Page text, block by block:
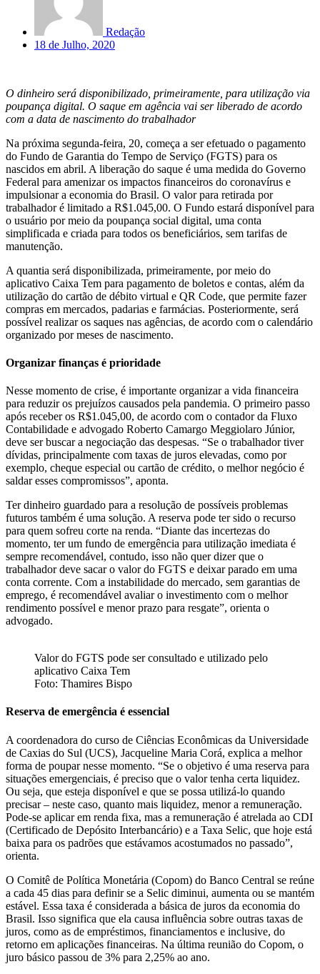
Redação
18 de Julho, 2020
O dinheiro será disponibilizado, primeiramente, para utilização via
poupança digital. O saque em agência vai ser liberado de acordo
com a data de nascimento do trabalhador
Na próxima segunda-feira, 20, começa a ser efetuado o pagamento
do Fundo de Garantia do Tempo de Serviço (FGTS) para os
nascidos em abril. A liberação do saque é uma medida do Governo
Federal para amenizar os impactos financeiros do coronavírus e
impulsionar a economia do Brasil. O valor para retirada por
trabalhador é limitado a R$1.045,00. O Fundo estará disponível para
o usuário por meio da poupança social digital, uma conta
simplificada e criada para todos os beneficiários, sem tarifas de
manutenção.
A quantia será disponibilizada, primeiramente, por meio do
aplicativo Caixa Tem para pagamento de boletos e contas, além da
utilização do cartão de débito virtual e QR Code, que permite fazer
compras em mercados, padarias e farmácias. Posteriormente, será
possível realizar os saques nas agências, de acordo com o calendário
organizado por meses de nascimento.
Organizar finanças é prioridade
Nesse momento de crise, é importante organizar a vida financeira
para reduzir os prejuízos causados pela pandemia. O primeiro passo
após receber os R$1.045,00, de acordo com o contador da Fluxo
Contabilidade e advogado Roberto Camargo Meggiolaro Júnior,
deve ser buscar a negociação das despesas. “Se o trabalhador tiver
dívidas, principalmente com taxas de juros elevadas, como por
exemplo, cheque especial ou cartão de crédito, o melhor negócio é
saldar esses compromissos”, aponta.
Ter dinheiro guardado para a resolução de possíveis problemas
futuros também é uma solução. A reserva pode ter sido o recurso
para quem sofreu corte na renda. “Diante das incertezas do
momento, ter um fundo de emergência para utilização imediata é
sempre recomendável, contudo, isso não quer dizer que o
trabalhador deve sacar o valor do FGTS e deixar parado em uma
conta corrente. Com a instabilidade do mercado, sem garantias de
emprego, é recomendável avaliar o investimento com o melhor
rendimento possível e menor prazo para resgate”, orienta o
advogado.
Valor do FGTS pode ser consultado e utilizado pelo
aplicativo Caixa Tem
Foto: Thamires Bispo
Reserva de emergência é essencial
A coordenadora do curso de Ciências Econômicas da Universidade
de Caxias do Sul (UCS), Jacqueline Maria Corá, explica a melhor
forma de poupar nesse momento. “Se o objetivo é uma reserva para
situações emergenciais, é preciso que o valor tenha certa liquidez.
Ou seja, que esteja disponível e que se possa utilizá-lo quando
precisar – neste caso, quanto mais liquidez, menor a remuneração.
Pode-se aplicar em renda fixa, mas a remuneração é atrelada ao CDI
(Certificado de Depósito Interbancário) e a Taxa Selic, que hoje está
baixa para os padrões que estávamos acostumados no passado”,
orienta.
O Comitê de Política Monetária (Copom) do Banco Central se reúne
a cada 45 dias para definir se a Selic diminui, aumenta ou se mantém
estável. Essa taxa é considerada a básica de juros da economia do
Brasil. Isso significa que ela causa influência sobre outras taxas de
juros, como as de empréstimos, financiamentos e inclusive, do
retorno em aplicações financeiras. Na última reunião do Copom, o
juro básico passou de 3% para 2,25% ao ano.